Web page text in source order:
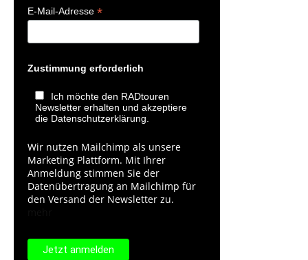
E-Mail-Adresse *
Zustimmung erforderlich
Ich möchte den RADtouren
Newsletter erhalten und akzeptiere
die Datenschutzerklärung.
Wir nutzen Mailchimp als unsere
Marketing Plattform. Mit Ihrer
Anmeldung stimmen Sie der
Datenübertragung an Mailchimp für
den Versand der Newsletter zu.